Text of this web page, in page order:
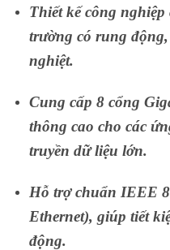
Thiết kế công
trường có rung
nghiệt.
Cung cấp 8 cổng
thông cao cho các
truyền dữ liệu lớn.
Hỗ trợ chuẩn IEEE
Ethernet), giúp tiết
động.